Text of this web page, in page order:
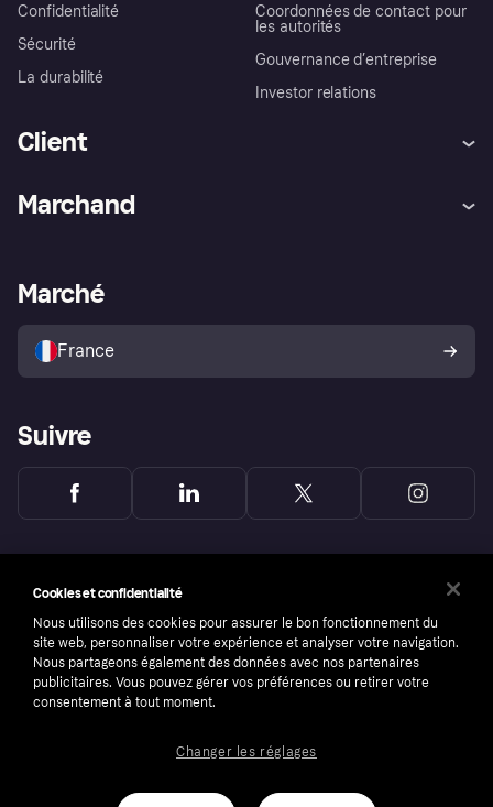
Confidentialité
Sécurité
La durabilité
Coordonnées de contact pour
les autorités
Gouvernance d’entreprise
Investor relations
Client
Explorez les magasins
Politique de protection de
l’acheteur Klarna
Marchand
Portail Marchand
Marché
France
Suivre
number: 556737-0431
Cookies et confidentialité
Nous utilisons des cookies pour assurer le bon fonctionnement du
site web, personnaliser votre expérience et analyser votre navigation.
Nous partageons également des données avec nos partenaires
publicitaires. Vous pouvez gérer vos préférences ou retirer votre
consentement à tout moment.
Changer les réglages